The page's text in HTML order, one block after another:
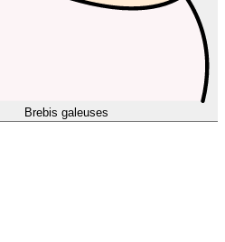
Brebis galeuses